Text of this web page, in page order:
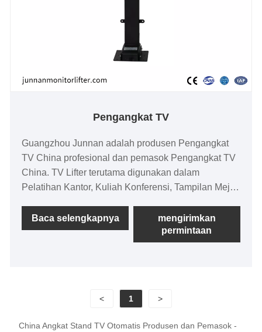
Pengangkat TV
Guangzhou Junnan adalah produsen Pengangkat
TV China profesional dan pemasok Pengangkat TV
China. TV Lifter terutama digunakan dalam
Pelatihan Kantor, Kuliah Konferensi, Tampilan Meja
Tinggi, TV Dapat Dinaikkan Dan Diturunkan Dengan
Bebas.
Baca selengkapnya
mengirimkan
permintaan
< 1 >
China Angkat Stand TV Otomatis Produsen dan Pemasok -